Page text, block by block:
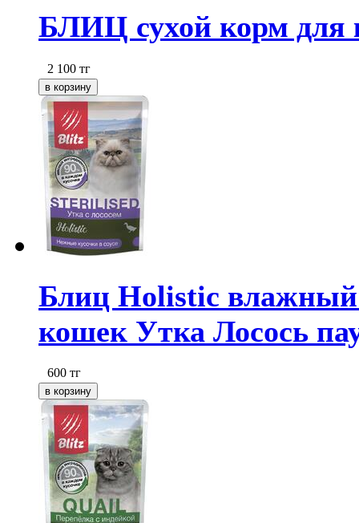
БЛИЦ сухой корм для
2 100 тг
Блиц Holistic влажный
кошек Утка Лосось
600 тг